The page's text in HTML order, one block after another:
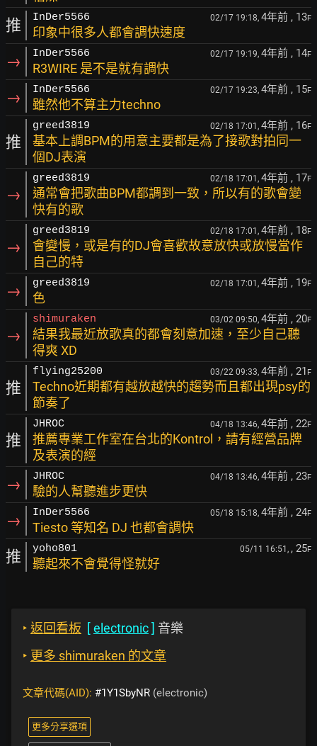
推 InDer5566 02/17 19:18, 4年前 , 13F
印象中很多人都會調快速度
→ InDer5566 02/17 19:19, 4年前 , 14F
R3WIRE 是不是就有調快
→ InDer5566 02/17 19:23, 4年前 , 15F
雖然他不算主力techno
推
greed3819 02/18 17:01, 4年前 , 16F
基本上調BPM的用意主要都是為了接歌對拍同一
個DJ表演
→
greed3819 02/18 17:01, 4年前 , 17F
通常會把歌曲BPM都調到一致，所以有的歌會變
快有的歌
→
greed3819 02/18 17:01, 4年前 , 18F
會變慢，或是有的DJ會喜歡故意放快或放慢當作
自己的特
→ greed3819 02/18 17:01, 4年前 , 19F
色
→
shimuraken 03/02 09:50, 4年前 , 20F
結果我最近放歌真的都會刻意加速，至少自己聽
得爽 XD
推
flying25200 03/22 09:33, 4年前 , 21 F
Techno近期都有越放越快的趨勢而且都出現psy的
節奏了
推
JHROC 04/18 13:46, 4年前 , 22F
推薦專業工作室在台北的Kontrol，請有經營品牌
及表演的經
→ JHROC 04/18 13:46, 4年前 , 23F
驗的人幫聽進步更快
→ InDer5566 05/18 15:18, 4年前 , 24F
Tiesto 等知名 DJ 也都會調快
推 yoho801 05/11 16:51, , 25F
聽起來不會覺得怪就好
‣ 返回看板 [electronic] 音樂
‣ 更多 shimuraken 的文章
文章代碼(AID): #1Y1SbyNR (electronic)
更多分享選項